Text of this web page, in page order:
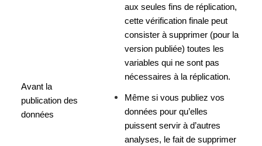
Avant la
publication des
données
aux seules fins de réplication,
cette vérification finale peut
consister à supprimer (pour la
version publiée) toutes les
variables qui ne sont pas
nécessaires à la réplication.
Même si vous publiez vos
données pour qu’elles
puissent servir à d’autres
analyses, le fait de supprimer